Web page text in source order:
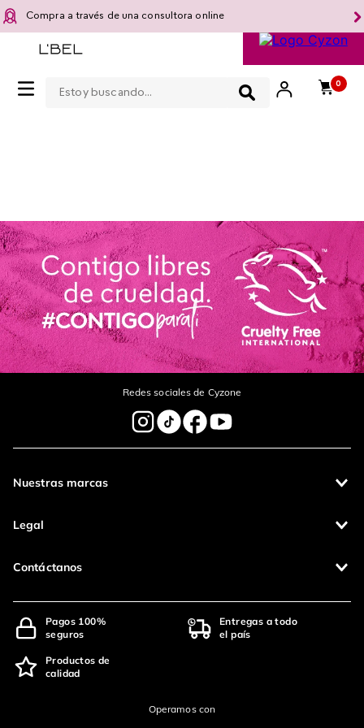
Compra a través de una consultora online
0
Redes sociales de Cyzone
Nuestras marcas
Legal
Contáctanos
Pagos 100%
seguros
Entregas a todo
el país
Productos de
calidad
Operamos con